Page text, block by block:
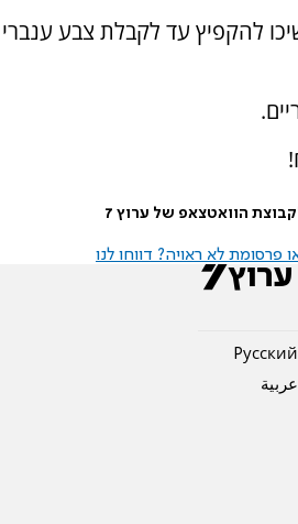
להקפיץ עד לקבלת צבע ענברי
הוואטצאפ של ערוץ 7
לא ראויה? דווחו לנו
Pусский
عربية